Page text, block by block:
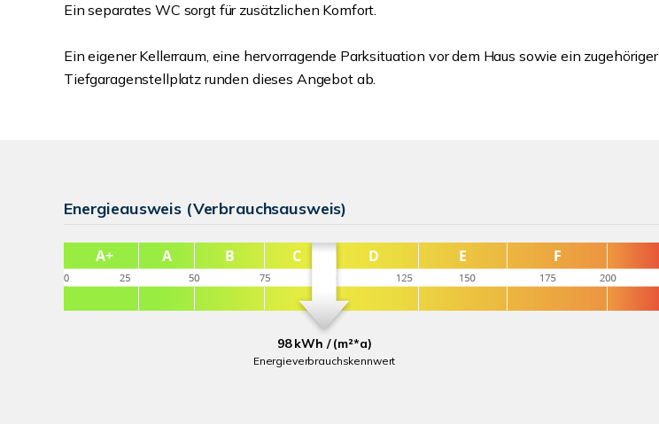
Ein separates WC sorgt für zusätzlichen Komfort.
Ein eigener Kellerraum, eine hervorragende Parksituation vor dem Haus sowie ein zugehöriger
Tiefgaragenstellplatz runden dieses Angebot ab.
Energieausweis (Verbrauchsausweis)
98 kWh / (m²*a)
Energieverbrauchskennwert